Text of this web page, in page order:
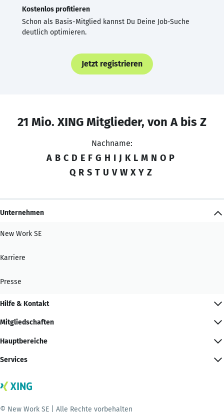
Kostenlos profitieren
Schon als Basis-Mitglied kannst Du Deine Job-Suche
deutlich optimieren.
Jetzt registrieren
21 Mio. XING Mitglieder, von A bis Z
Nachname:
A B C D E F G H I J K L M N O P
Q R S T U V W X Y Z
Unternehmen
New Work SE
Karriere
Presse
Hilfe & Kontakt
Mitgliedschaften
Hauptbereiche
Services
© New Work SE | Alle Rechte vorbehalten